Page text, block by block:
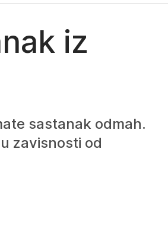
iz
sastanak odmah.
zavisnosti od